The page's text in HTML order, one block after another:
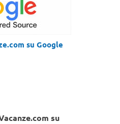
su Google
su